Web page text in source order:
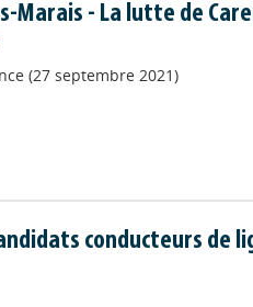
Marais - La lutte de
(27 septembre 2021)
conducteurs de